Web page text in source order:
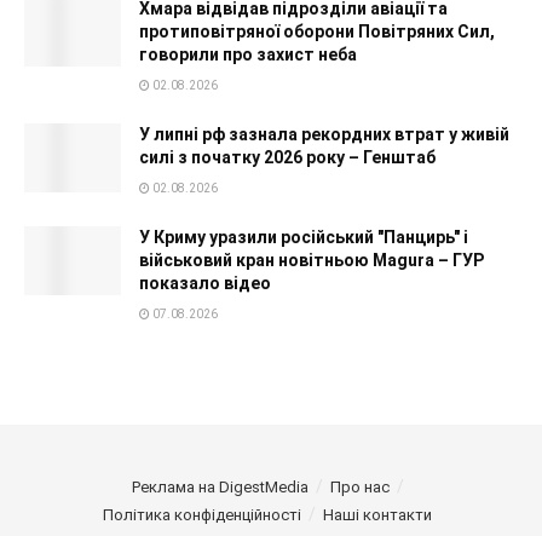
Хмара відвідав підрозділи авіації та
протиповітряної оборони Повітряних Сил,
говорили про захист неба
02.08.2026
У липні рф зазнала рекордних втрат у живій
силі з початку 2026 року – Генштаб
02.08.2026
У Криму уразили російський "Панцирь" і
військовий кран новітньою Magura – ГУР
показало відео
07.08.2026
Реклама на DigestMedia
Про нас
Політика конфіденційності
Наші контакти